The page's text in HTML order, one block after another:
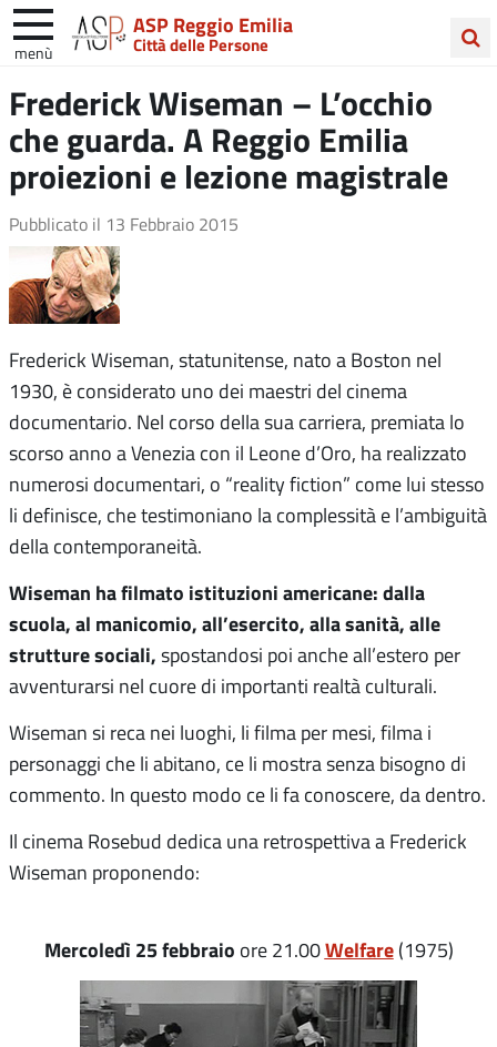
ASP Reggio Emilia
Città delle Persone
menù
nel
sito
Frederick Wiseman – L’occhio
che guarda. A Reggio Emilia
proiezioni e lezione magistrale
Pubblicato il 13 Febbraio 2015
Frederick Wiseman, statunitense, nato a Boston nel
1930, è considerato uno dei maestri del cinema
documentario. Nel corso della sua carriera, premiata lo
scorso anno a Venezia con il Leone d’Oro, ha realizzato
numerosi documentari, o “reality fiction” come lui stesso
li definisce, che testimoniano la complessità e l’ambiguità
della contemporaneità.
Wiseman ha filmato istituzioni americane: dalla
scuola, al manicomio, all’esercito, alla sanità, alle
strutture sociali, spostandosi poi anche all’estero per
avventurarsi nel cuore di importanti realtà culturali.
Wiseman si reca nei luoghi, li filma per mesi, filma i
personaggi che li abitano, ce li mostra senza bisogno di
commento. In questo modo ce li fa conoscere, da dentro.
Il cinema Rosebud dedica una retrospettiva a Frederick
Wiseman proponendo:
Mercoledì 25 febbraio ore 21.00Welfare(1975)